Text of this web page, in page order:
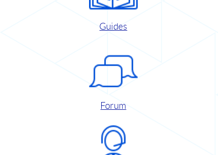
Guides
Forum